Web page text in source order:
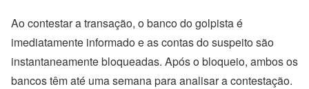
Ao contestar a transação, o banco do golpista é
imediatamente informado e as contas do suspeito são
instantaneamente bloqueadas. Após o bloqueio, ambos os
bancos têm até uma semana para analisar a contestação.